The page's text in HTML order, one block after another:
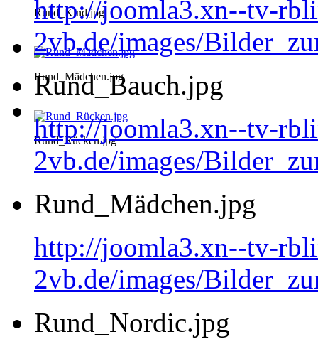
Rund_Kind.jpg
Rund_Mädchen.jpg
Rund_Rücken.jpg
http://joomla3.xn--tv-
2vb.de/images/
Rund_Bauch.jpg
http://joomla3.xn--tv-
2vb.de/images/
Rund_Mädchen.jpg
http://joomla3.xn--tv-
2vb.de/images/
Rund_Nordic.jpg